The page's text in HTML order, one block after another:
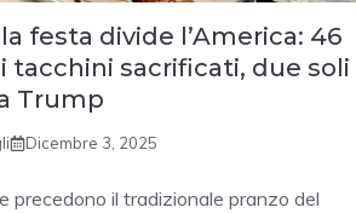
festa divide l’America: 46
tacchini sacrificati, due soli
Trump
Dicembre 3, 2025
precedono il tradizionale pranzo del